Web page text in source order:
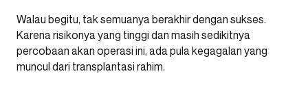
Walau begitu, tak semuanya berakhir dengan sukses.
Karena risikonya yang tinggi dan masih sedikitnya
percobaan akan operasi ini, ada pula kegagalan yang
muncul dari transplantasi rahim.